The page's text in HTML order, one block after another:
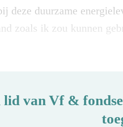
deze duurzame
zoals ik zou kunnen
lid van Vf &